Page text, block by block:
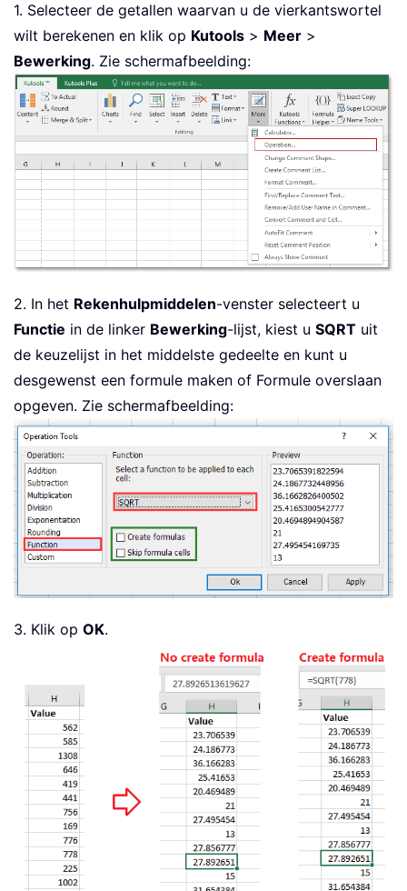
1. Selecteer de getallen waarvan u de vierkantswortel
wilt berekenen en klik op Kutools > Meer >
Bewerking. Zie schermafbeelding:
2. In het Rekenhulpmiddelen-venster selecteert u
Functie in de linker Bewerking-lijst, kiest u SQRT uit
de keuzelijst in het middelste gedeelte en kunt u
desgewenst een formule maken of Formule overslaan
opgeven. Zie schermafbeelding:
3. Klik op OK.